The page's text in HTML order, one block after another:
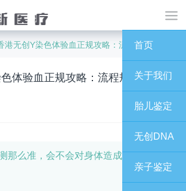
首页
关于我们
胎儿鉴定
无创DNA
亲子鉴定
港无创Y染色体验血正规攻略：流程规范+费用透明
体验血正规攻略：流程规范+费用透
那么准，会不会对身体造成伤害呢？